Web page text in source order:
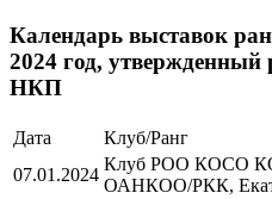
Календарь выставок
2024 год,
НКП
Дата
Клуб/Ранг
07.01.2024
Клуб РОО КОСО КО
ОАНКОО/РКК,